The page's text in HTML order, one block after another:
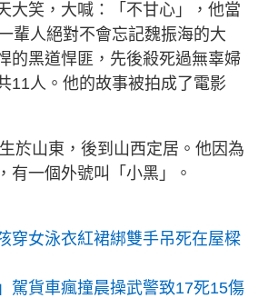
大笑，大喊：「不甘心」，他當
輩人絕對不會忘記魏振海的大
的黑道悍匪，先後殺死過無辜婦
11人。他的故事被拍成了電影
於山東，後到山西定居。他因為
有一個外號叫「小黑」。
穿女泳衣紅裙綁雙手吊死在屋樑
駕貨車瘋撞晨操武警致17死15傷